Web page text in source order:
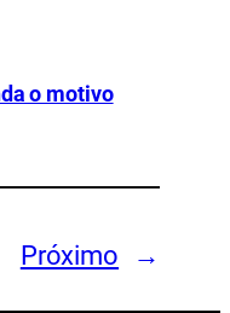
o motivo
Próximo →